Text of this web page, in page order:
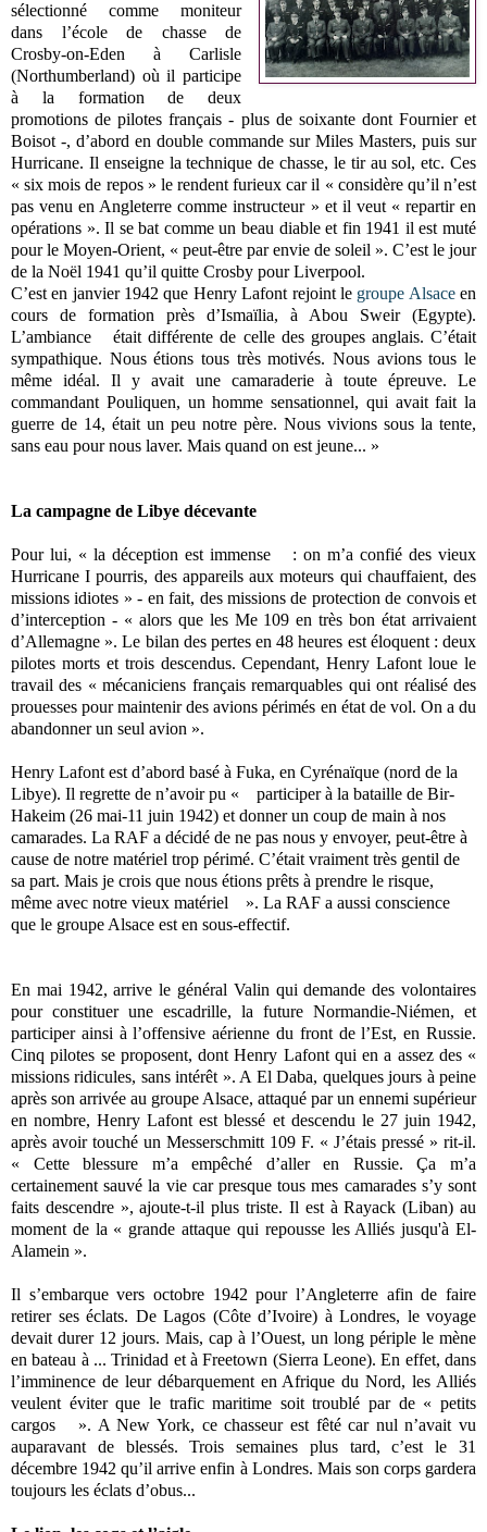
sélectionné comme moniteur
dans l’école de chasse de
Crosby-on-Eden à Carlisle
(Northumberland) où il participe
à la formation de deux
promotions de pilotes français - plus de soixante dont Fournier et
Boisot -, d’abord en double commande sur Miles Masters, puis sur
Hurricane. Il enseigne la technique de chasse, le tir au sol, etc. Ces
« six mois de repos » le rendent furieux car il « considère qu’il n’est
pas venu en Angleterre comme instructeur » et il veut « repartir en
opérations ». Il se bat comme un beau diable et fin 1941 il est muté
pour le Moyen-Orient, « peut-être par envie de soleil ». C’est le jour
de la Noël 1941 qu’il quitte Crosby pour Liverpool.
C’est en janvier 1942 que Henry Lafont rejoint le groupe Alsaceen
cours de formation près d’Ismaïlia, à Abou Sweir (Egypte).
L’ambiance était différente de celle des groupes anglais. C’était
sympathique. Nous étions tous très motivés. Nous avions tous le
même idéal. Il y avait une camaraderie à toute épreuve. Le
commandant Pouliquen, un homme sensationnel, qui avait fait la
guerre de 14, était un peu notre père. Nous vivions sous la tente,
sans eau pour nous laver. Mais quand on est jeune... »
La campagne de Libye décevante
Pour lui, « la déception est immense : on m’a confié des vieux
Hurricane I pourris, des appareils aux moteurs qui chauffaient, des
missions idiotes » - en fait, des missions de protection de convois et
d’interception - « alors que les Me 109 en très bon état arrivaient
d’Allemagne ». Le bilan des pertes en 48 heures est éloquent : deux
pilotes morts et trois descendus. Cependant, Henry Lafont loue le
travail des « mécaniciens français remarquables qui ont réalisé des
prouesses pour maintenir des avions périmés en état de vol. On a du
abandonner un seul avion ».
Henry Lafont est d’abord basé à Fuka, en Cyrénaïque (nord de la
Libye). Il regrette de n’avoir pu « participer à la bataille de Bir-
Hakeim (26 mai-11 juin 1942) et donner un coup de main à nos
camarades. La RAF a décidé de ne pas nous y envoyer, peut-être à
cause de notre matériel trop périmé. C’était vraiment très gentil de
sa part. Mais je crois que nous étions prêts à prendre le risque,
même avec notre vieux matériel ». La RAF a aussi conscience
que le groupe Alsace est en sous-effectif.
En mai 1942, arrive le général Valin qui demande des volontaires
pour constituer une escadrille, la future Normandie-Niémen, et
participer ainsi à l’offensive aérienne du front de l’Est, en Russie.
Cinq pilotes se proposent, dont Henry Lafont qui en a assez des «
missions ridicules, sans intérêt ». A El Daba, quelques jours à peine
après son arrivée au groupe Alsace, attaqué par un ennemi supérieur
en nombre, Henry Lafont est blessé et descendu le 27 juin 1942,
après avoir touché un Messerschmitt 109 F. « J’étais pressé » rit-il.
« Cette blessure m’a empêché d’aller en Russie. Ça m’a
certainement sauvé la vie car presque tous mes camarades s’y sont
faits descendre », ajoute-t-il plus triste. Il est à Rayack (Liban) au
moment de la « grande attaque qui repousse les Alliés jusqu'à El-
Alamein ».
Il s’embarque vers octobre 1942 pour l’Angleterre afin de faire
retirer ses éclats. De Lagos (Côte d’Ivoire) à Londres, le voyage
devait durer 12 jours. Mais, cap à l’Ouest, un long périple le mène
en bateau à ... Trinidad et à Freetown (Sierra Leone). En effet, dans
l’imminence de leur débarquement en Afrique du Nord, les Alliés
veulent éviter que le trafic maritime soit troublé par de « petits
cargos ». A New York, ce chasseur est fêté car nul n’avait vu
auparavant de blessés. Trois semaines plus tard, c’est le 31
décembre 1942 qu’il arrive enfin à Londres. Mais son corps gardera
toujours les éclats d’obus...